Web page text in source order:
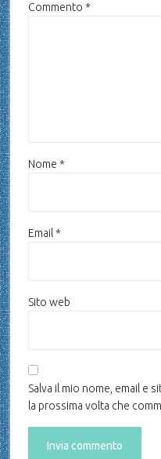
Commento *
Nome *
Email *
Sito web
Salva il mio nome, email e
la prossima volta che